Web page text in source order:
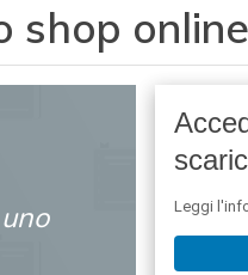
Chi
Leggi